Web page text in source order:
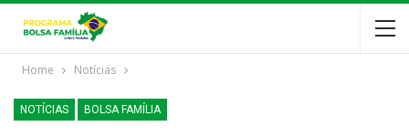
Home Notícias
NOTÍCIAS BOLSA FAMÍLIA